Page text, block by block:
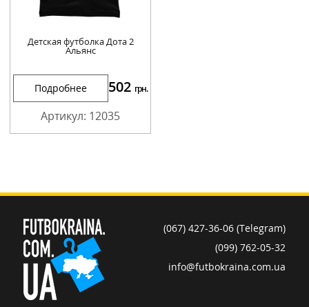
Детская футболка Дота 2
Альянс
Подробнее 502 грн.
Артикул: 12035
(067) 427-36-06 (Telegram)
(099) 762-05-32
info@futbokraina.com.ua